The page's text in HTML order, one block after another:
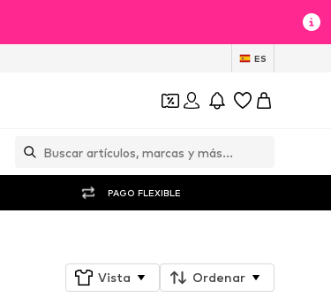
ES
PAGO FLEXIBLE
Vista Ordenar